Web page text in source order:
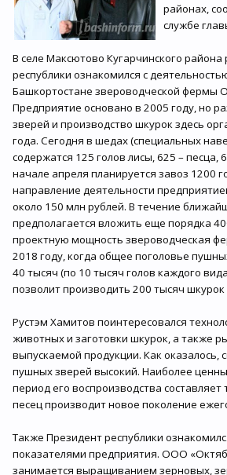
районах,
службе
В селе Максютово Кугарчинского района
республики ознакомился с
Башкортостане звероводческой фермы
Предприятие основано в 2005 году, но
зверей и производство шкурок здесь
года. Сегодня в шедах (специальных
содержатся 125 голов лисы, 625 – песца,
начале апреля планируется завоз 1200
направление деятельности
около 150 млн рублей. В течение
предполагается вложить еще порядка
проектную мощность звероводческая
2018 году, когда общее поголовье
40 тысяч (по 10 тысяч голов каждого
позволит производить 200 тысяч шкурок
Рустэм Хамитов поинтересовался
животных и заготовки шкурок, а также
выпускаемой продукции. Как оказалось,
пушных зверей высокий. Наиболее
период его воспроизводства составляет
песец производит новое поколение
Также Президент республики
показателями предприятия. ООО
занимается выращиванием зерновых,